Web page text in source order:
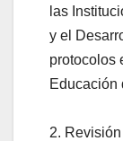
las
y el
protocolos
Educación
2.